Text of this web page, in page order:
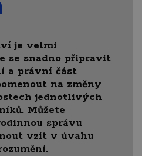
je velmi
se snadno připravit
a právní část
na změny
jednotlivých
Můžete
správu
vzít v úvahu